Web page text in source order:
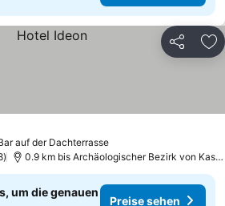
Teilen
auf der DachterrassePreise sehen
0.9 km bis Archäologischer Bezirk von
um die genauen
Preise sehen